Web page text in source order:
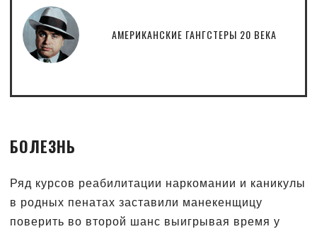
АМЕРИКАНСКИЕ ГАНГСТЕРЫ 20 ВЕКА
БОЛЕЗНЬ
Ряд курсов реабилитации наркомании и каникулы
в родных пенатах заставили манекенщицу
поверить во второй шанс выигрывая время у